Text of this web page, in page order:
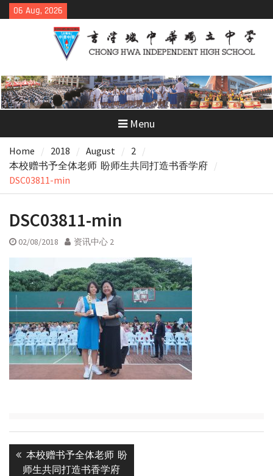
Skip
to
06 Aug, 2026
Menu
Home 2018 August
2
本校赠书予全体老师 盼师生共同打造书香学府
DSC03811-min
DSC03811-min
02/08/2018 资讯中心 2
navigation
Previous
post:
本校赠书予全体老师 盼
师生共同打造书香学府